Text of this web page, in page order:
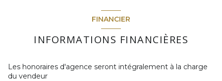
FINANCIER
INFORMATIONS FINANCIÈRES
Les honoraires d'agence seront intégralement à la charge
du vendeur